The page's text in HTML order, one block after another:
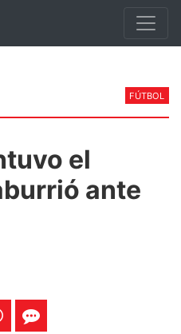
FÚTBOL
el
ante